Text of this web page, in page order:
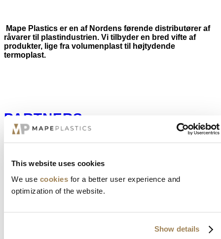
This website uses cookies
We use cookies for a better user experience and
optimization of the website.
Show details
Mape Plastics er en af ​​Nordens førende distributører af
råvarer til plastindustrien. Vi tilbyder en bred vifte af
produkter, lige fra volumenplast til højtydende
termoplast.
PARTNERS